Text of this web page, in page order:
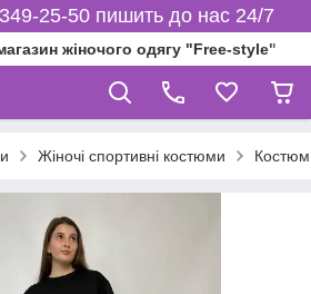
25-50 пишить до нас 24/7
жіночого одягу "Free-style"
Жіночі спортивні костюми Костюм